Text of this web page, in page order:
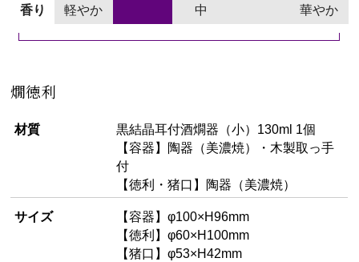
香り 軽やか 中 華やか
燗徳利
材質
黒結晶耳付酒燗器（小）130ml 1個
【容器】陶器（美濃焼）・木製取っ手
付
【徳利・猪口】陶器（美濃焼）
サイズ
【容器】φ100×H96mm
【徳利】φ60×H100mm
【猪口】φ53×H42mm